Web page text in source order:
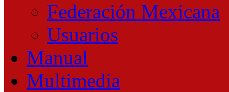
Federación Mexicana
Usuarios
Manual
Multimedia